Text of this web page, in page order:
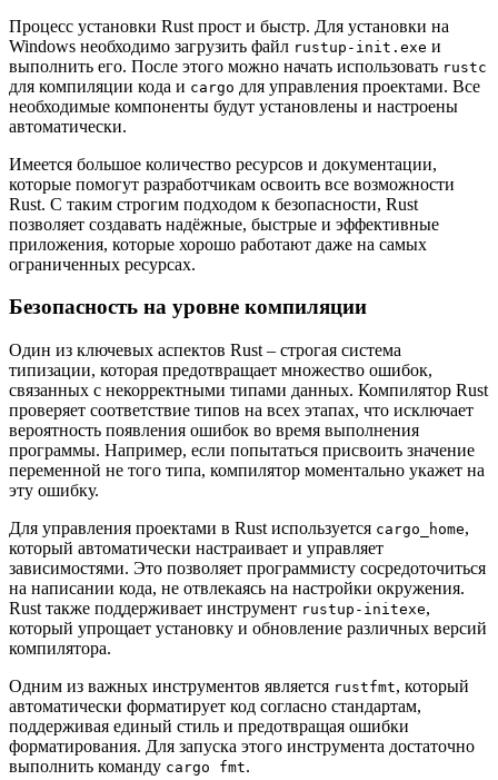
Процесс установки Rust прост и быстр. Для установки на
Windows необходимо загрузить файл rustup-init.exe и
выполнить его. После этого можно начать использовать rustc
для компиляции кода и cargo для управления проектами. Все
необходимые компоненты будут установлены и настроены
автоматически.
Имеется большое количество ресурсов и документации,
которые помогут разработчикам освоить все возможности
Rust. С таким строгим подходом к безопасности, Rust
позволяет создавать надёжные, быстрые и эффективные
приложения, которые хорошо работают даже на самых
ограниченных ресурсах.
Безопасность на уровне компиляции
Один из ключевых аспектов Rust – строгая система
типизации, которая предотвращает множество ошибок,
связанных с некорректными типами данных. Компилятор Rust
проверяет соответствие типов на всех этапах, что исключает
вероятность появления ошибок во время выполнения
программы. Например, если попытаться присвоить значение
переменной не того типа, компилятор моментально укажет на
эту ошибку.
Для управления проектами в Rust используется cargo_home,
который автоматически настраивает и управляет
зависимостями. Это позволяет программисту сосредоточиться
на написании кода, не отвлекаясь на настройки окружения.
Rust также поддерживает инструмент rustup-initexe,
который упрощает установку и обновление различных версий
компилятора.
Одним из важных инструментов является rustfmt, который
автоматически форматирует код согласно стандартам,
поддерживая единый стиль и предотвращая ошибки
форматирования. Для запуска этого инструмента достаточно
выполнить команду cargo fmt.